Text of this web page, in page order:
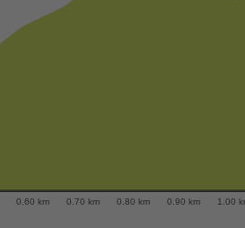
0.60 km 0.70 km 0.80 km 0.90 km 1.00